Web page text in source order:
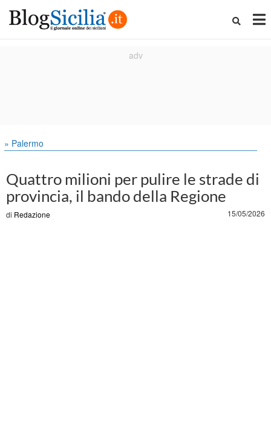
» Palermo
Quattro milioni per pulire le strade di
provincia, il bando della Regione
di Redazione 15/05/2026